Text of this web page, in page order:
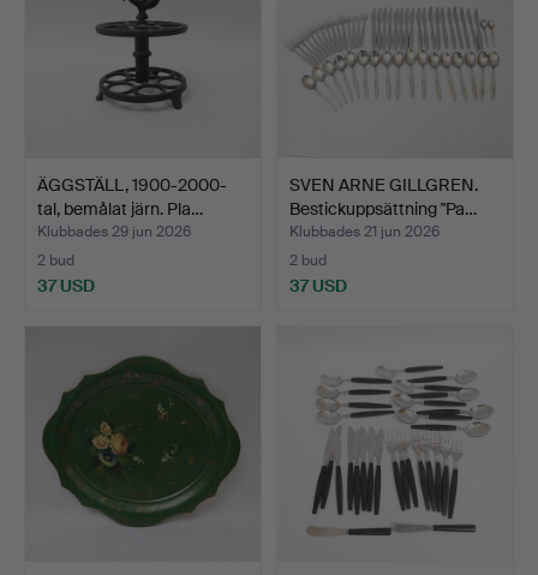
ÄGGSTÄLL, 1900-2000-
tal, bemålat järn. Pla…
Klubbades 29 jun 2026
2 bud
37 USD
SVEN ARNE GILLGREN.
Bestickuppsättning "Pa…
Klubbades 21 jun 2026
2 bud
37 USD